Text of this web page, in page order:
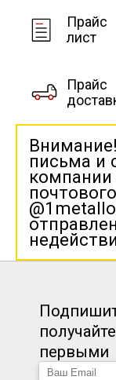
Прайс
лист
Прайс
письма и
компании
первыми